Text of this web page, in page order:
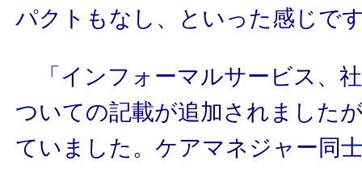
パクトもなし、といった感じで
「インフォーマルサービス、
ついての記載が追加されました
ていました。ケアマネジャー同